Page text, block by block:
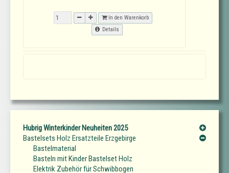
In den Warenkorb
Details
Hubrig Winterkinder Neuheiten 2025
Bastelsets Holz Ersatzteile Erzgebirge
Bastelmaterial
Basteln mit Kinder Bastelset Holz
Elektrik Zubehör für Schwibbogen